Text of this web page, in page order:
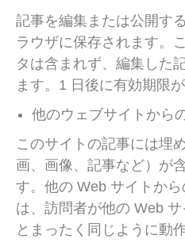
記事を編集または公開す
ラウザに保存されます。
タは含まれず、編集した
ます。1 日後に有効期限が
他のウェブサイトから
このサイトの記事には埋
画、画像、記事など）が
す。他の Web サイトか
は、訪問者が他の Web
とまったく同じように動